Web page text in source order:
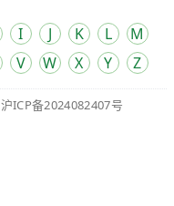
I J K L
M
V W X Y Z
沪ICP备2024082407号